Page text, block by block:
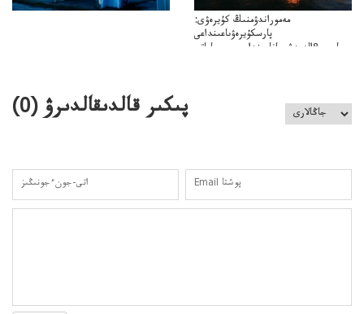
مەموراندۋمنىڭ كۇيرەۋى:
پارسكۇيرەۋىاعىنداعى
پارسى&الەمدشىعاناعىنداعىسىن ساعاتى
پىكىر قالدىقالدىرۋ (0
)